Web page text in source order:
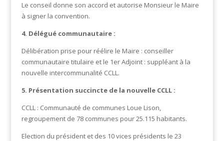
Le conseil donne son accord et autorise Monsieur le Maire
à signer la convention.
4. Délégué communautaire :
Délibération prise pour réélire le Maire : conseiller
communautaire titulaire et le 1er Adjoint : suppléant à la
nouvelle intercommunalité CCLL.
5. Présentation succincte de la nouvelle CCLL :
CCLL : Communauté de communes Loue Lison,
regroupement de 78 communes pour 25.115 habitants.
Election du président et des 10 vices présidents le 23